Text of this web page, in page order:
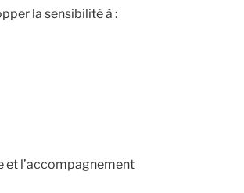
la sensibilité à :
et l’accompagnement